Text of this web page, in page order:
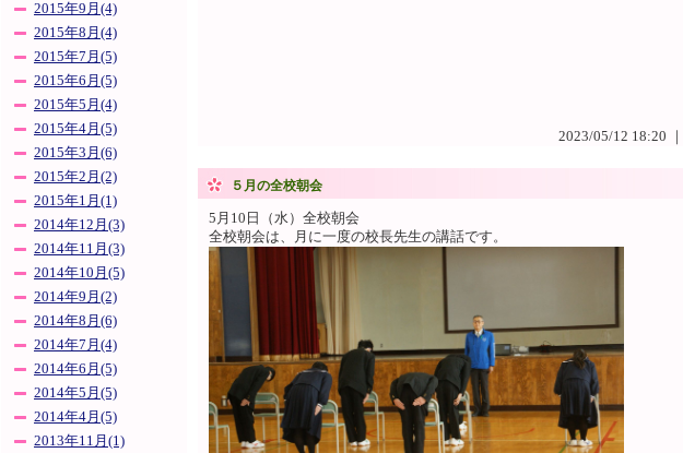
2015年9月(4)
2015年8月(4)
2015年7月(5)
2015年6月(5)
2015年5月(4)
2015年4月(5)
2015年3月(6)
2015年2月(2)
2015年1月(1)
2014年12月(3)
2014年11月(3)
2014年10月(5)
2014年9月(2)
2014年8月(6)
2014年7月(4)
2014年6月(5)
2014年5月(5)
2014年4月(5)
2013年11月(1)
2023/05/12 18:20
５月の全校朝会
5月10日（水）全校朝会
全校朝会は、月に一度の校長先生の講話です。